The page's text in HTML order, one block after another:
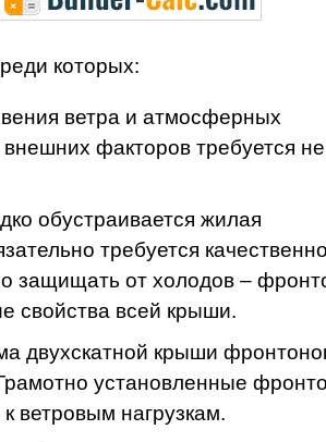
которых:
ветра и атмосферных
факторов требуется не
обустраивается жилая
требуется
защищать от холодов –
свойства всей крыши.
двухскатной крыши
установленные
ветровым нагрузкам.